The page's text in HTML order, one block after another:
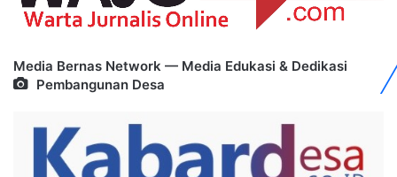
Media Bernas Network — Media Edukasi & Dedikasi
Pembangunan Desa